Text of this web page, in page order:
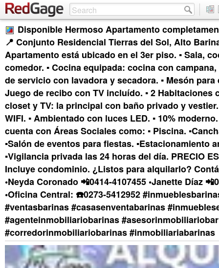
Disponible Hermoso Apartamento
📍 Conjunto Residencial Tierras del Sol, Alto
Apartamento está ubicado en el 3er piso. ▪️ Sala,
comedor. ▪️ Cocina equipada: cocina con
de servicio con lavadora y secadora. ▪️ Mesón para
Juego de recibo con TV incluído. ▪️ 2 Habitaciones
closet y TV: la principal con baño privado y
WIFI. ▪️ Ambientado con luces LED. ▪️ 10%
cuenta con Áreas Sociales como: ▪️ Piscina.
▪️Salón de eventos para fiestas. ▪️Estacionamiento
▪️Vigilancia privada las 24 horas del día. PRECIO
Incluye condominio. ¿Listos para alquilarlo?
•Neyda Coronado 📲0414-4107455 •Janette Díaz
•Oficina Central: ☎️0273-5412952
#ventasbarinas #casasenventabarinas
#agenteinmobiliariobarinas
#corredorinmobiliariobarinas #inmobiliariabarinas